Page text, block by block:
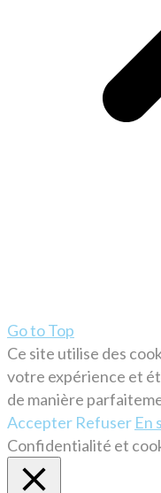
Go to Top
Ce site utilise des
votre expérience et
de manière
Accepter Refuser En
Confidentialité et